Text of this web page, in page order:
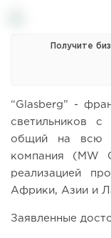
Получите
“Glasberg” -
светильников с
общий на всю
компания (MW
реализацией
Африки, Азии и
Заявленные